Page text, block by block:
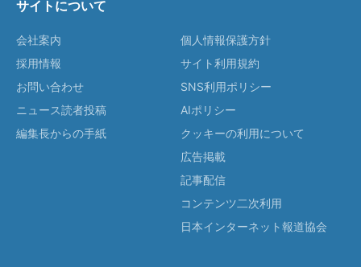
サイトについて
会社案内
採用情報
お問い合わせ
ニュース読者投稿
編集長からの手紙
個人情報保護方針
サイト利用規約
SNS利用ポリシー
AIポリシー
クッキーの利用について
広告掲載
記事配信
コンテンツ二次利用
日本インターネット報道協会